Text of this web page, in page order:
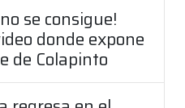
se consigue!
donde expone
de Colapinto